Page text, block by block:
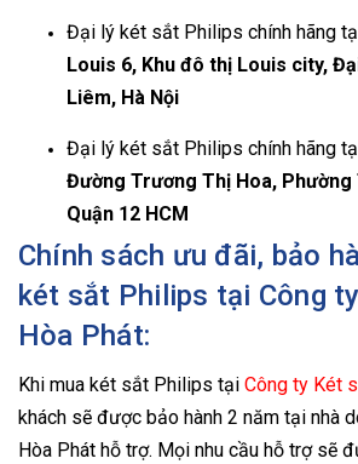
Đại lý két sắt Philips chính hãng
Louis 6, Khu đô thị Louis city,
Liêm, Hà Nội
Đại lý két sắt Philips chính hãng
Đường Trương Thị Hoa, Phường
Quận 12 HCM
Chính sách ưu đãi, bảo
két sắt Philips tại Công
Hòa Phát:
Khi mua két sắt Philips tại Công ty Két
khách sẽ được bảo hành 2 năm tại nhà
Hòa Phát hỗ trợ. Mọi nhu cầu hỗ trợ sẽ